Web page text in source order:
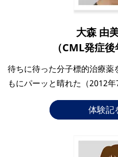
大森 由
（CML発症
待ちに待った分子標的治療薬
もにパーッと晴れた（2012年
体験記